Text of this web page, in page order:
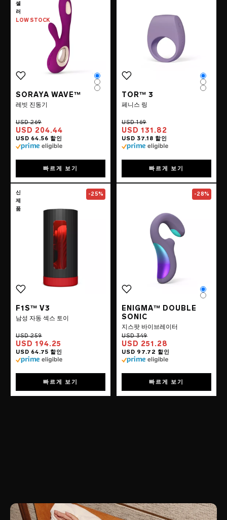
셀
러
LOW STOCK
SORAYA WAVE™
레빗 진동기
USD 204.44
Color
Color
Color
빠르게 보기
TOR™ 3
페니스 링
USD 131.82
Color
Color
Color
빠르게 보기
Go to theF1S™ V3
신
제
품
-25%
F1S™ V3
남성 자동 섹스 토이
USD 194.25
빠르게 보기
Go to the
-28%
ENIGMA™ DOUBLE
SONIC
지스팟 바이브레이터
USD 251.28
Color
Color
빠르게 보기